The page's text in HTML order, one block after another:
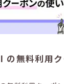
無料利用